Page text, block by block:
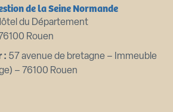
de la Seine Normande
du Département
Rouen
: 57 avenue de bretagne – Immeuble
– 76100 Rouen